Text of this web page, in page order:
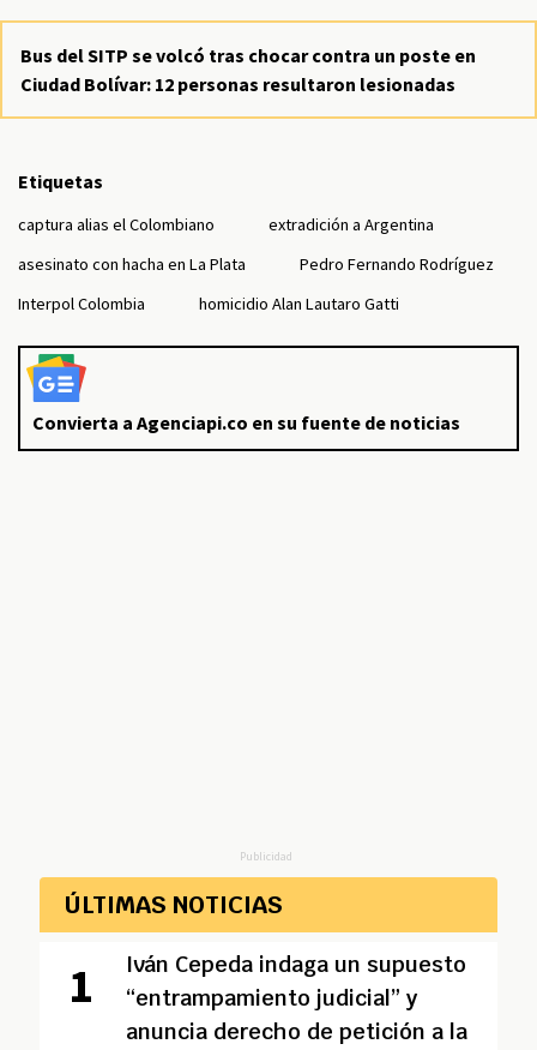
Bus del SITP se volcó tras chocar contra un poste en
Ciudad Bolívar: 12 personas resultaron lesionadas
Etiquetas
captura alias el Colombiano
extradición a Argentina
asesinato con hacha en La Plata
Pedro Fernando Rodríguez
Interpol Colombia
homicidio Alan Lautaro Gatti
Convierta a Agenciapi.co en su fuente de noticias
Publicidad
ÚLTIMAS NOTICIAS
Iván Cepeda indaga un supuesto
“entrampamiento judicial” y
anuncia derecho de petición a la